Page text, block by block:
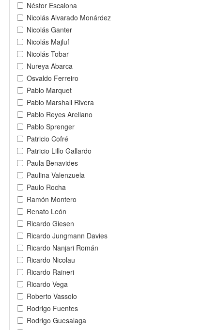
Néstor Escalona
Nicolás Alvarado Monárdez
Nicolás Ganter
Nicolás Majluf
Nicolás Tobar
Nureya Abarca
Osvaldo Ferreiro
Pablo Marquet
Pablo Marshall Rivera
Pablo Reyes Arellano
Pablo Sprenger
Patricio Cofré
Patricio Lillo Gallardo
Paula Benavides
Paulina Valenzuela
Paulo Rocha
Ramón Montero
Renato León
Ricardo Giesen
Ricardo Jungmann Davies
Ricardo Nanjari Román
Ricardo Nicolau
Ricardo Raineri
Ricardo Vega
Roberto Vassolo
Rodrigo Fuentes
Rodrigo Guesalaga